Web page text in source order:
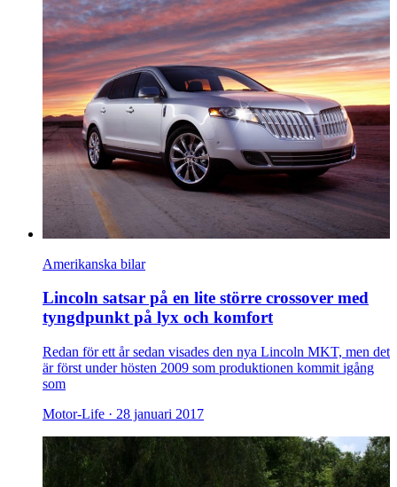
Amerikanska bilar
Lincoln satsar på en lite större crossover med
tyngdpunkt på lyx och komfort
Redan för ett år sedan visades den nya Lincoln MKT, men det
är först under hösten 2009 som produktionen kommit igång
som
Motor-Life · 28 januari 2017